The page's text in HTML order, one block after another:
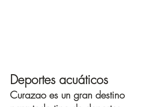
Deportes acuáticos
Curazao es un gran destino